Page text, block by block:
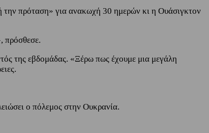
την πρόταση» για ανακωχή 30 ημερών κι η Ουάσιγκτον
πρόσθεσε.
της εβδομάδας. «Ξέρω πως έχουμε μια μεγάλη
ο πόλεμος στην Ουκρανία.